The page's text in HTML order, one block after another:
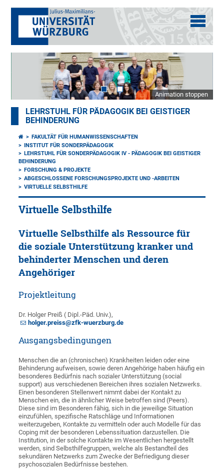
Animation stoppen
LEHRSTUHL FÜR PÄDAGOGIK BEI GEISTIGER
BEHINDERUNG
FAKULTÄT FÜR HUMANWISSENSCHAFTEN
INSTITUT FÜR SONDERPÄDAGOGIK
LEHRSTUHL FÜR SONDERPÄDAGOGIK IV - PÄDAGOGIK BEI GEISTIGER
BEHINDERUNG
FORSCHUNG & PROJEKTE
ABGESCHLOSSENE FORSCHUNGSPROJEKTE UND -ARBEITEN
VIRTUELLE SELBSTHILFE
Virtuelle Selbsthilfe
Virtuelle Selbsthilfe als Ressource für
die soziale Unterstützung kranker und
behinderter Menschen und deren
Angehöriger
Projektleitung
Dr. Holger Preiß ( Dipl.-Päd. Univ.),
holger.preiss@zfk-wuerzburg.de
Ausgangsbedingungen
Menschen die an (chronischen) Krankheiten leiden oder eine
Behinderung aufweisen, sowie deren Angehörige haben häufig ein
besonderes Bedürfnis nach sozialer Unterstützung (social
support) aus verschiedenen Bereichen ihres sozialen Netzwerks.
Einen besonderen Stellenwert nimmt dabei der Kontakt zu
Menschen ein, die in ähnlicher Weise betroffen sind (Peers).
Diese sind im Besonderen fähig, sich in die jeweilige Situation
einzufühlen, spezifische Ratschläge und Informationen
weiterzugeben, Kontakte zu vermitteln oder auch Modelle für das
Coping mit der besonderen Lebenssituation darzustellen. Die
Institution, in der solche Kontakte im Wesentlichen hergestellt
werden, sind Selbsthilfegruppen, welche als Bestandteil des
sekundären Netzwerks zum Zwecke der Befriedigung dieser
psychosozialen Bedürfnisse bestehen.